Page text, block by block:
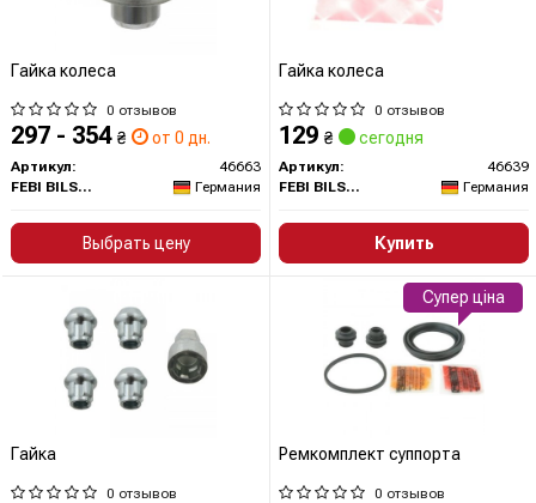
Гайка колеса
0 отзывов
297 - 354 ₴ от 0 дн.
Артикул:
46663
FEBI BILSTEIN
Германия
Выбрать цену
Гайка колеса
0 отзывов
129 ₴ сегодня
Артикул:
46639
FEBI BILSTEIN
Германия
Купить
Гайка
0 отзывов
Ремкомплект суппорта
0 отзывов
Супер ціна